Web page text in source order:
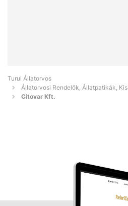
Turul Állatorvos
Állatorvosi Rendelők, Állatpatikák,
Citovar Kft.